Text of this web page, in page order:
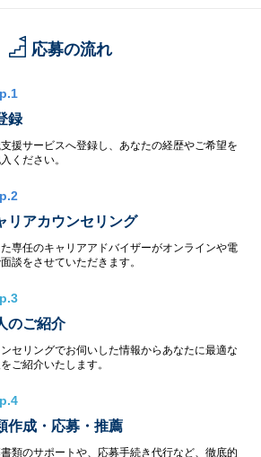
応募の流れ
録
援サービスへ登録し、あなたの経歴やご希望を
ください。
リアカウンセリング
専任のキャリアアドバイザーがオンラインや電
談をさせていただきます。
のご紹介
セリングでお伺いした情報からあなたに最適な
ご紹介いたします。
作成・応募・推薦
類のサポートや、応募手続き代行など、徹底的